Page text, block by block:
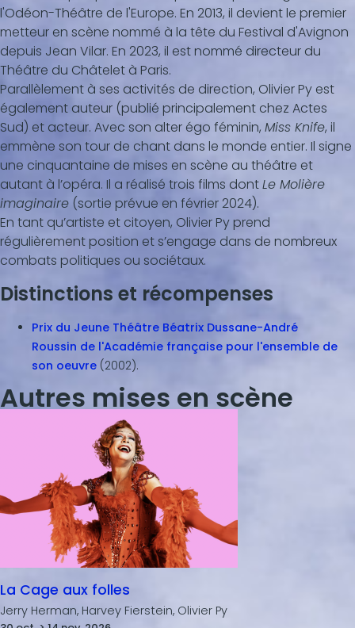
l'Odéon-Théâtre de l'Europe. En 2013, il devient le premier
metteur en scène nommé à la tête du Festival d'Avignon
depuis Jean Vilar. En 2023, il est nommé directeur du
Théâtre du Châtelet à Paris.
Parallèlement à ses activités de direction, Olivier Py est
également auteur (publié principalement chez Actes
Sud) et acteur. Avec son alter égo féminin, Miss Knife, il
emmène son tour de chant dans le monde entier. Il signe
une cinquantaine de mises en scène au théâtre et
autant à l’opéra. Il a réalisé trois films dontLe Molière
imaginaire (sortie prévue en février 2024).
En tant qu’artiste et citoyen, Olivier Py prend
régulièrement position et s’engage dans de nombreux
combats politiques ou sociétaux.
Distinctions et récompenses
Prix du Jeune Théâtre Béatrix Dussane-André
Roussin de l'Académie française pour l'ensemble de
son oeuvre (2002).
Autres mises en scène
La Cage aux folles
Jerry Herman, Harvey Fierstein, Olivier Py